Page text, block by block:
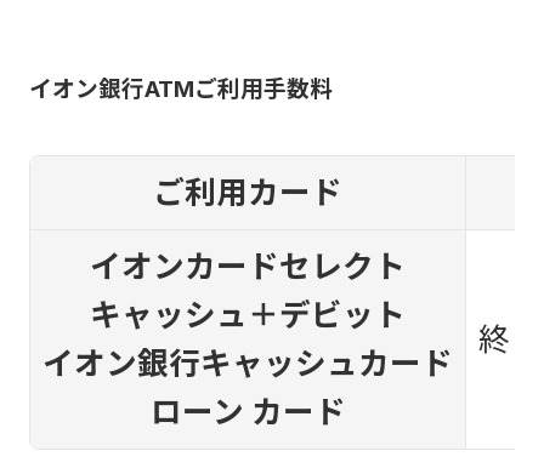
イオン銀行ATMご利用手数料
ご利用カード
イオンカードセレクト
キャッシュ＋デビット
イオン銀行キャッシュカード
ローン カード
終